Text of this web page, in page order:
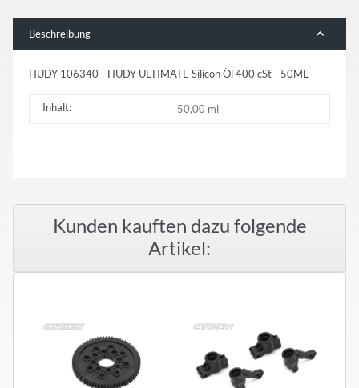
Beschreibung
HUDY 106340 - HUDY ULTIMATE Silicon Öl 400 cSt - 50ML
Inhalt: 50,00 ml
Kunden kauften dazu folgende
Artikel: